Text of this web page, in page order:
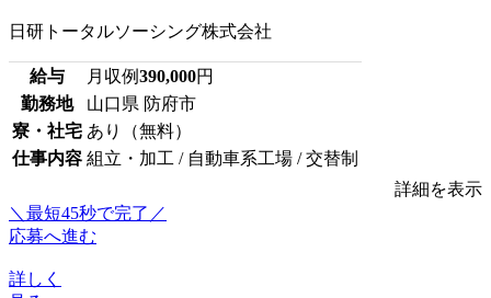
日研トータルソーシング株式会社
給与 月収例390,000円
勤務地
山口県 防府市
寮・社宅 あり（無料）
仕事内容 組立・加工 / 自動車系工場 / 交替制
詳細を表示
＼最短45秒で完了／
応募へ進む
詳しく